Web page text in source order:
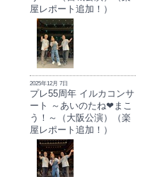
屋レポート追加！）
2025年12月 7日
プレ55周年 イルカコンサ
ート ～あいのたね❤まこ
う！～（大阪公演）（楽
屋レポート追加！）